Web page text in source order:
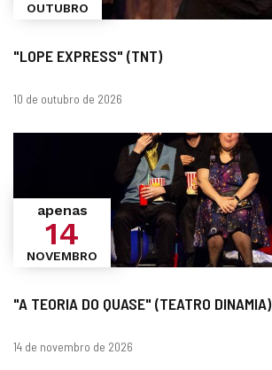
"LOPE EXPRESS" (TNT)
OUTUBRO
datas
10 de outubro de 2026
"A TEORIA DO QUASE" (TEATRO DINAMIA)
apenas
14
NOVEMBRO
datas
14 de novembro de 2026